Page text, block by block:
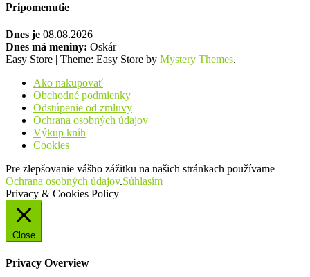
Pripomenutie
Dnes je 08.08.2026
Dnes má meniny: Oskár
Easy Store | Theme: Easy Store by Mystery Themes.
Ako nakupovať
Obchodné podmienky
Odstúpenie od zmluvy
Ochrana osobných údajov
Výkup kníh
Cookies
Pre zlepšovanie vášho zážitku na našich stránkach používame
Ochrana osobných údajov.Súhlasím
Privacy & Cookies Policy
Close
Privacy Overview